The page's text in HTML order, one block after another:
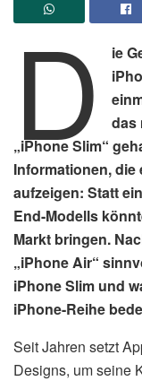
D
ie
das
„iPhone Slim“
Informationen, die
aufzeigen: Statt
End-Modells
Markt bringen.
„iPhone Air“
iPhone Slim und
iPhone-Reihe
Seit Jahren setzt
Designs, um seine